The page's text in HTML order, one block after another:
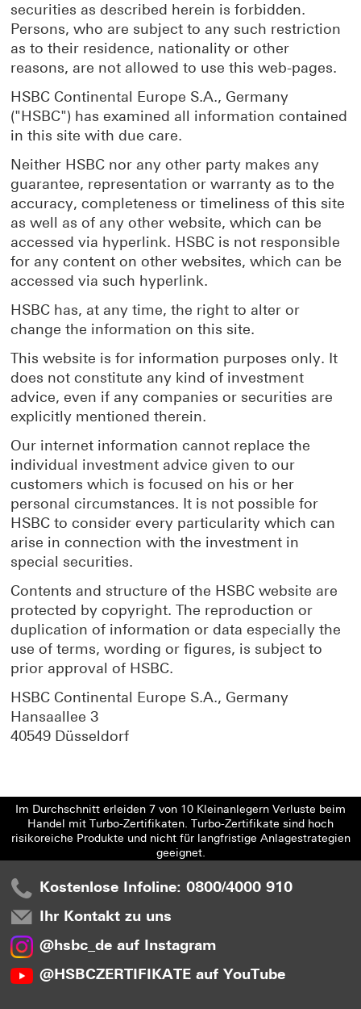
securities as described herein is forbidden.
Persons, who are subject to any such restriction
as to their residence, nationality or other
reasons, are not allowed to use this web-pages.
HSBC Continental Europe S.A., Germany
("HSBC") has examined all information contained
in this site with due care.
Neither HSBC nor any other party makes any
guarantee, representation or warranty as to the
accuracy, completeness or timeliness of this site
as well as of any other website, which can be
accessed via hyperlink. HSBC is not responsible
for any content on other websites, which can be
accessed via such hyperlink.
HSBC has, at any time, the right to alter or
change the information on this site.
This website is for information purposes only. It
does not constitute any kind of investment
advice, even if any companies or securities are
explicitly mentioned therein.
Our internet information cannot replace the
individual investment advice given to our
customers which is focused on his or her
personal circumstances. It is not possible for
HSBC to consider every particularity which can
arise in connection with the investment in
special securities.
Contents and structure of the HSBC website are
protected by copyright. The reproduction or
duplication of information or data especially the
use of terms, wording or figures, is subject to
prior approval of HSBC.
HSBC Continental Europe S.A., Germany
Hansaallee 3
40549 Düsseldorf
Im Durchschnitt erleiden 7 von 10 Kleinanlegern Verluste beim
Handel mit Turbo-Zertifikaten. Turbo-Zertifikate sind hoch
risikoreiche Produkte und nicht für langfristige Anlagestrategien
geeignet.
Kostenlose Infoline: 0800/4000 910
Ihr Kontakt zu uns
@hsbc_de auf Instagram
@HSBCZERTIFIKATE auf YouTube